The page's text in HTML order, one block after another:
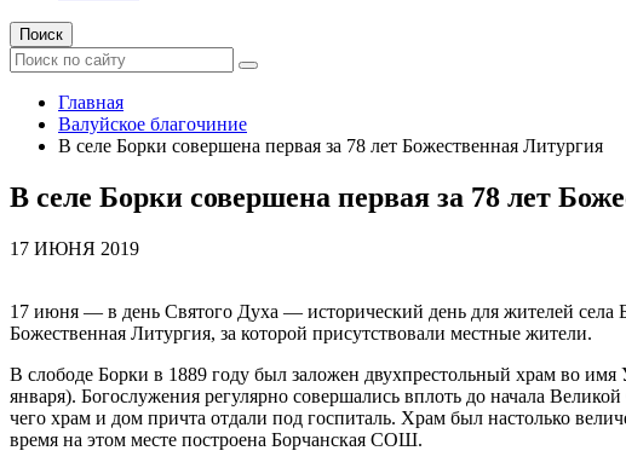
Поиск
Главная
Валуйское благочиние
В селе Борки совершена первая за 78 лет Божественная Литургия
В селе Борки совершена первая за 78 лет
17 ИЮНЯ 2019
17 июня — в день Святого Духа — исторический день для жителей села
Божественная Литургия, за которой присутствовали местные жители.
В слободе Борки в 1889 году был заложен двухпрестольный храм во
января). Богослужения регулярно совершались вплоть до начала
чего храм и дом причта отдали под госпиталь. Храм был настолько
время на этом месте построена Борчанская СОШ.